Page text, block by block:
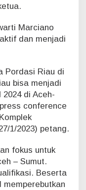
Marciano
dan menjadi
Pordasi Riau di
bisa menjadi
di Aceh-
conference
1/2023) petang.
fokus untuk
– Sumut.
Beserta
memperebutkan